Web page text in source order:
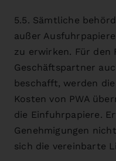
5.5. Sämtliche
außer
zu erwirken. Für den
Geschäftspartner
beschafft, werden
Kosten von PWA
die Einfuhrpapiere.
Genehmigungen
sich die vereinbarte